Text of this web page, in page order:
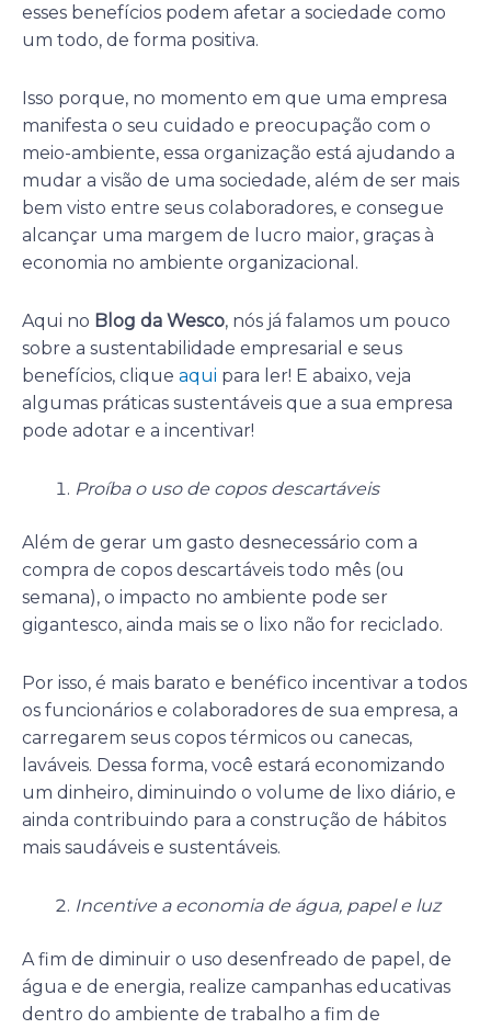
esses benefícios podem afetar a sociedade como
um todo, de forma positiva.
Isso porque, no momento em que uma empresa
manifesta o seu cuidado e preocupação com o
meio-ambiente, essa organização está ajudando a
mudar a visão de uma sociedade, além de ser mais
bem visto entre seus colaboradores, e consegue
alcançar uma margem de lucro maior, graças à
economia no ambiente organizacional.
Aqui no Blog da Wesco, nós já falamos um pouco
sobre a sustentabilidade empresarial e seus
benefícios, clique aqui para ler! E abaixo, veja
algumas práticas sustentáveis que a sua empresa
pode adotar e a incentivar!
Proíba o uso de copos descartáveis
Além de gerar um gasto desnecessário com a
compra de copos descartáveis todo mês (ou
semana), o impacto no ambiente pode ser
gigantesco, ainda mais se o lixo não for reciclado.
Por isso, é mais barato e benéfico incentivar a todos
os funcionários e colaboradores de sua empresa, a
carregarem seus copos térmicos ou canecas,
laváveis. Dessa forma, você estará economizando
um dinheiro, diminuindo o volume de lixo diário, e
ainda contribuindo para a construção de hábitos
mais saudáveis e sustentáveis.
Incentive a economia de água, papel e luz
A fim de diminuir o uso desenfreado de papel, de
água e de energia, realize campanhas educativas
dentro do ambiente de trabalho a fim de